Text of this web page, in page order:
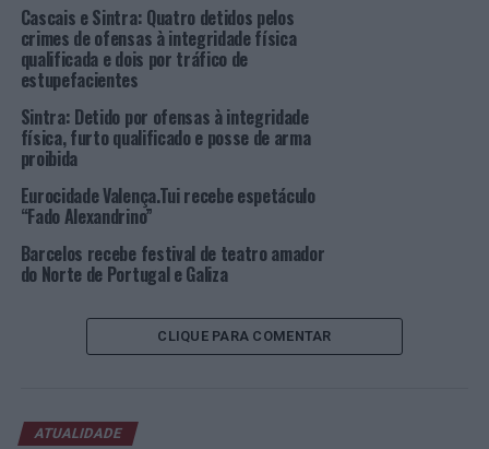
Entrada Livre, limitada à lotação disponível (máximo 2
bilhetes por pessoa) com reserva exclusivamente na
Ticketline , em
https://ticketline.sapo.pt/evento/hakuna-matata-
64954.
Imagem: DR.
TÓPICOS RELACIONADOS:
DESTAQUE
SINTRA TEATRO
PRÓXIMO
de Portugal
Cascais e Sintra: Quatro detidos pelos
crimes de ofensas à integridade física
qualificada e dois por tráfico de
estupefacientes
Sintra: Detido por ofensas à integridade
física, furto qualificado e posse de arma
proibida
Eurocidade Valença.Tui recebe espetáculo
“Fado Alexandrino”
Barcelos recebe festival de teatro amador
do Norte de Portugal e Galiza
CLIQUE PARA COMENTAR
ATUALIDADE